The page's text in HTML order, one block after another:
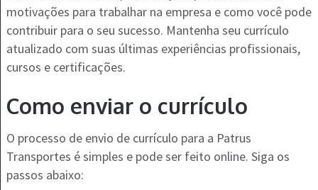
motivações para trabalhar na empresa e como você pode
contribuir para o seu sucesso. Mantenha seu currículo
atualizado com suas últimas experiências profissionais,
cursos e certificações.
Como enviar o currículo
O processo de envio de currículo para a Patrus
Transportes é simples e pode ser feito online. Siga os
passos abaixo: